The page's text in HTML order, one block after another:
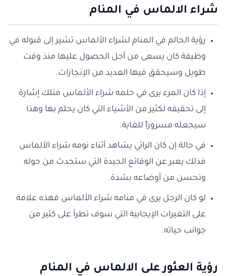
شراء الالماس في المنام
رؤية الحالم في المنام لشراء الألماس تشير إلى قبوله في
وظيفة كان يسعى من أجل الحصول عليها منذ وقت
طويل وسيحقق فيها العديد من الإنجازات.
إذا كان المرء يرى في حلمه شراء الألماس فتلك إشارة
إلى تحقيقه لكثير من الأشياء التي كان يحلم بها وهذا
سيجعله مسروراً للغاية.
في حالة إن كان الرائي يشاهد أثناء نومه شراء الألماس
فذلك يعبر عن الوقائع الجيدة التي ستحدث من حوله
وتحسن من أوضاعه بشدة.
لو كان الرجل يرى في منامه شراء الألماس فهذه علامة
على التغيرات الإيجابية التي سوف تطرأ على كثير من
جوانب حياته.
رؤية العثور على الالماس في المنام